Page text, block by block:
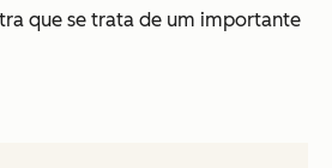
que se trata de um importante